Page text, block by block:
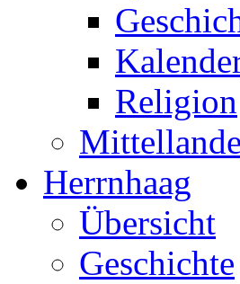
Religion
Mittellande
Herrnhaag
Übersicht
Geschichte